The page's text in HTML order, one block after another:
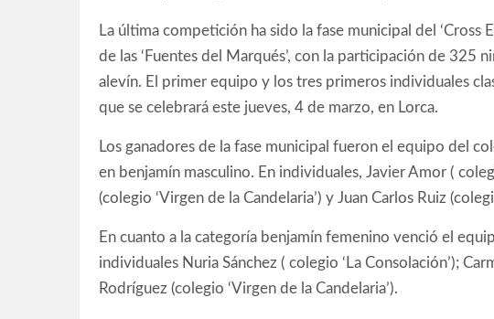
La última competición ha sido la fase municipal del ‘Cross
de las ‘Fuentes del Marqués’, con la participación de 325
alevín. El primer equipo y los tres primeros individuales
que se celebrará este jueves, 4 de marzo, en Lorca.
Los ganadores de la fase municipal fueron el equipo del
en benjamín masculino. En individuales, Javier Amor (
(colegio ‘Virgen de la Candelaria’) y Juan Carlos Ruiz
En cuanto a la categoría benjamín femenino venció el
individuales Nuria Sánchez ( colegio ‘La Consolación’);
Rodríguez (colegio ‘Virgen de la Candelaria’).